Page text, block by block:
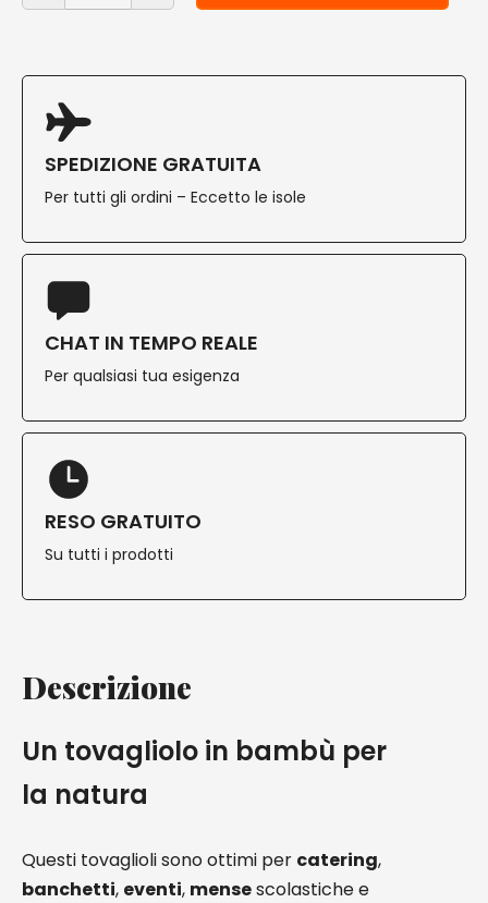
SPEDIZIONE GRATUITA
Per tutti gli ordini – Eccetto le isole
CHAT IN TEMPO REALE
Per qualsiasi tua esigenza
RESO GRATUITO
Su tutti i prodotti
Descrizione
Un tovagliolo in bambù per
la natura
Questi tovaglioli sono ottimi per catering,
banchetti, eventi, mensescolastiche e